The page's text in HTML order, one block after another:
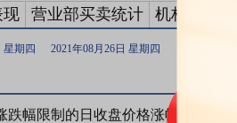
现 营业部买卖统计 机构买卖统
星期四 2021年08月26日 星期四
跌幅限制的日收盘价格涨幅达到